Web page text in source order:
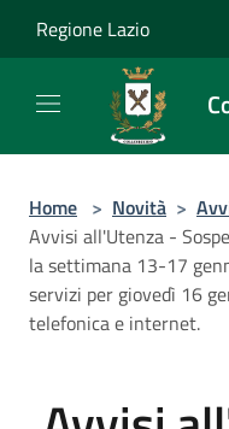
Regione Lazio
Home > Novità >
Avvisi all'Utenza -
la settimana 13-17
servizi per giovedì 16
telefonica e internet.